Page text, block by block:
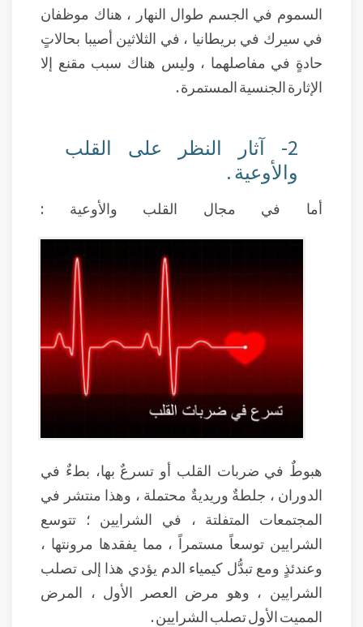
السموم في الجسم طوال النهار ، هناك موظفان
في سيرك في بريطانيا ، في الثلاثين أصيبا بحالاتٍ
حادةٍ في مفاصلهما ، وليس هناك سبب مقنع إلا
الإثارة الجنسية المستمرة .
2- آثار النظر على القلب
والأوعية .
أما في مجال القلب والأوعية :
هبوطٌ في ضربات القلب أو تسرعٌ بها، بطءٌ في
الدوران ، جلطةٌ وريديةٌ محتملة ، وهذا منتشر في
المجتمعات المتفلتة ، في الشرايين ؛ تتوسع
الشرايين توسعاً مستمراً ، مما يفقدها مرونتها ،
وعندئذٍ ومع تبدُّل كيمياء الدم يؤدي هذا إلى تصلب
الشرايين ، وهو مرض العصر الأول ، المرض
المميت الأول تصلب الشرايين .